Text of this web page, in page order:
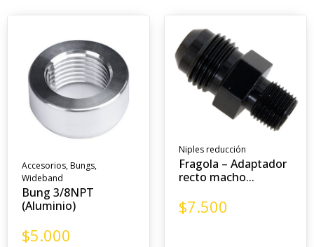
Accesorios,Bungs,
Wideband
Bung 3/8NPT
(Aluminio)
$5.000
Niples reducción
Fragola – Adaptador
recto macho...
$7.500